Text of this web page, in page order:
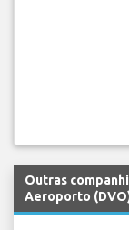
Outras
Aeroporto